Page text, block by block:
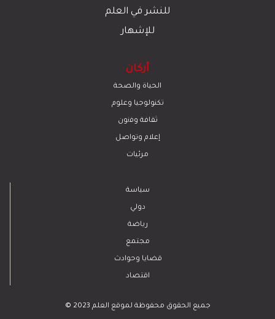
للنشر في العلم
للإشهار
أركان
الحياة والصحة
تكنولوجيا وعلوم
ﺛﻘﺎﻓﺔ وﻓﻧون
إعلام وتواصل
مرئيات
سياسة
دولي
رياضة
مجتمع
قضايا وحوادث
اقتصاد
© 2023 جميع الحقوق محفوظة لموقع العلم